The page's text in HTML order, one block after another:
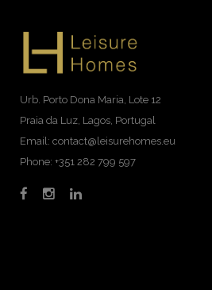
Urb. Porto Dona Maria, Lote 12
Praia da Luz, Lagos, Portugal
Email: contact@leisurehomes.eu
Phone: +351 282 799 597